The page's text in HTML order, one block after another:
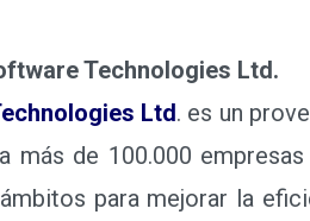
Technologies Ltd.
Ltd. es un
más de 100.000
para mejorar la